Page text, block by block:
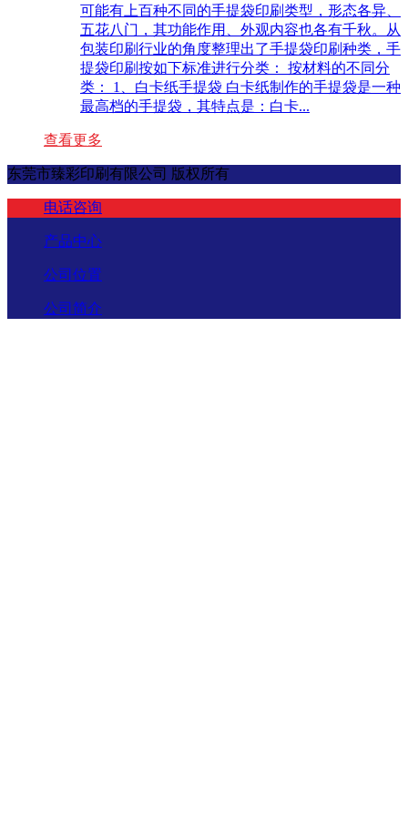
可能有上百种不同的手提袋印刷类型，形态各异、
五花八门，其功能作用、外观内容也各有千秋。从
包装印刷行业的角度整理出了手提袋印刷种类，手
提袋印刷按如下标准进行分类： 按材料的不同分
类： 1、白卡纸手提袋 白卡纸制作的手提袋是一种
最高档的手提袋，其特点是：白卡...
查看更多
东莞市臻彩印刷有限公司 版权所有
电话咨询
产品中心
公司位置
公司简介